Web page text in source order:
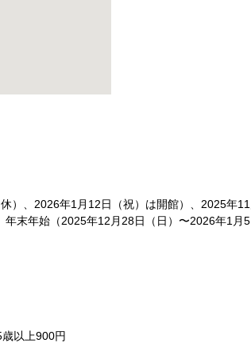
）、2026年1⽉12⽇（祝）は開館）、2025年
年末年始（2025年12⽉28⽇（⽇）〜2026年1⽉5
以上900円